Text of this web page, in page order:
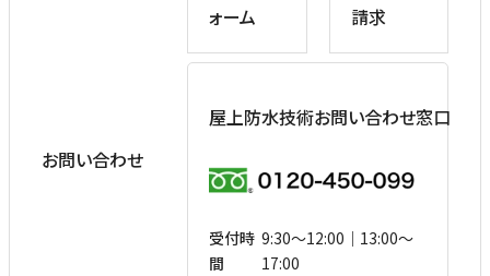
お問い合わせ
ォーム
請求
屋上防水技術お問い合わせ窓口
受付時
間
9:30〜12:00｜13:00〜
17:00